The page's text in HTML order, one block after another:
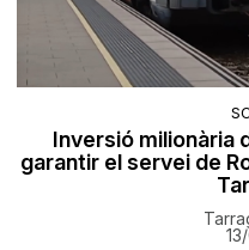
Inversió milionària
garantir el servei de